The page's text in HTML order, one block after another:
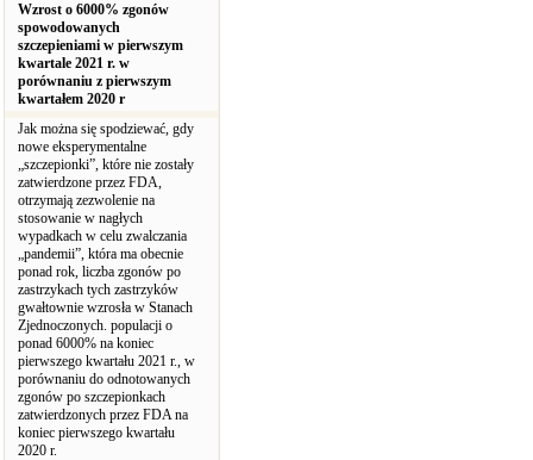
Wzrost o 6000% zgonów
spowodowanych
szczepieniami w pierwszym
kwartale 2021 r. w
porównaniu z pierwszym
kwartałem 2020 r
Jak można się spodziewać, gdy
nowe eksperymentalne
„szczepionki”, które nie zostały
zatwierdzone przez FDA,
otrzymają zezwolenie na
stosowanie w nagłych
wypadkach w celu zwalczania
„pandemii”, która ma obecnie
ponad rok, liczba zgonów po
zastrzykach tych zastrzyków
gwałtownie wzrosła w Stanach
Zjednoczonych. populacji o
ponad 6000% na koniec
pierwszego kwartału 2021 r., w
porównaniu do odnotowanych
zgonów po szczepionkach
zatwierdzonych przez FDA na
koniec pierwszego kwartału
2020 r.